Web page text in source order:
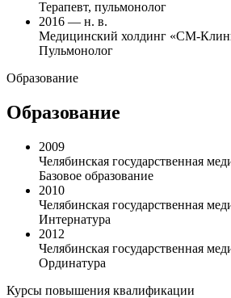
Терапевт, пульмонолог
2016 — н. в.
Медицинский холдинг «СМ-
Пульмонолог
Образование
Образование
2009
Челябинская государственная
Базовое образование
2010
Челябинская государственная
Интернатура
2012
Челябинская государственная
Ординатура
Курсы повышения квалификации